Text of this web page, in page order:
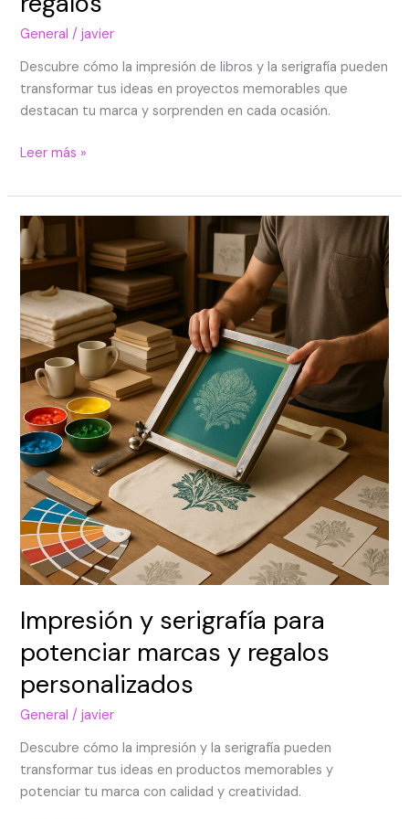
General /javier
Descubre cómo la impresión de libros y la serigrafía pueden
transformar tus ideas en proyectos memorables que
destacan tu marca y sorprenden en cada ocasión.
Leer más »
Impresión y serigrafía para
potenciar marcas y regalos
personalizados
General /javier
Descubre cómo la impresión y la serigrafía pueden
transformar tus ideas en productos memorables y
potenciar tu marca con calidad y creatividad.
Impresión
serigrafía
para
potenciar
marcas
y
regalos
personalizados